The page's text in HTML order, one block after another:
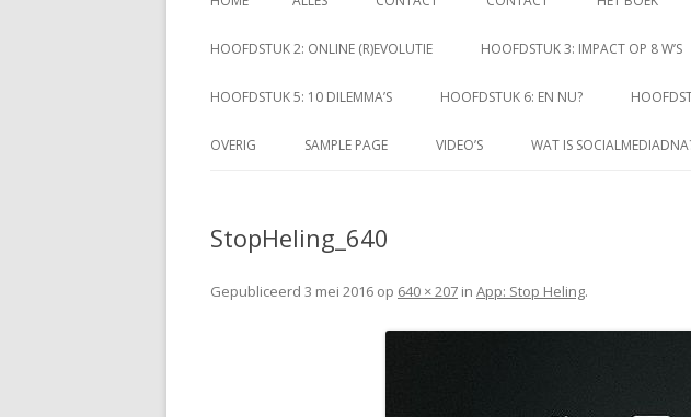
HOOFDSTUK 2: ONLINE (R)EVOLUTIE HOOFDSTUK 3: IMPACT OP 8 W’S
HOOFDSTUK 5: 10 DILEMMA’S HOOFDSTUK 6: EN NU?
OVERIG SAMPLE PAGE VIDEO’S WAT IS
StopHeling_640
Gepubliceerd 3 mei 2016 op 640 × 207 in App: Stop Heling.